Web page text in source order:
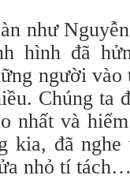
như
hình đã
người vào
Chúng ta
nhất và
kia, đã
nhỏ tí